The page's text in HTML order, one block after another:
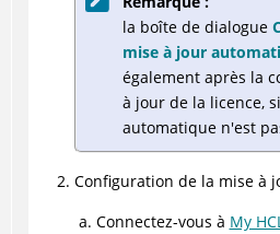
la boîte de dialogue
mise à jour
également après la
à jour de la licence,
automatique n'est
Configuration de la mise à
Connectez-vous à My